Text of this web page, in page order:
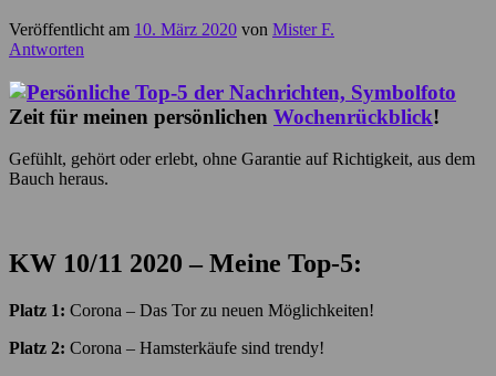
Veröffentlicht am 10. März 2020 von Mister F.
Antworten
Zeit für meinen persönlichen Wochenrückblick!
Gefühlt, gehört oder erlebt, ohne Garantie auf Richtigkeit, aus dem
Bauch heraus.
KW 10/11 2020 – Meine Top-5:
Platz 1: Corona – Das Tor zu neuen Möglichkeiten!
Platz 2: Corona – Hamsterkäufe sind trendy!